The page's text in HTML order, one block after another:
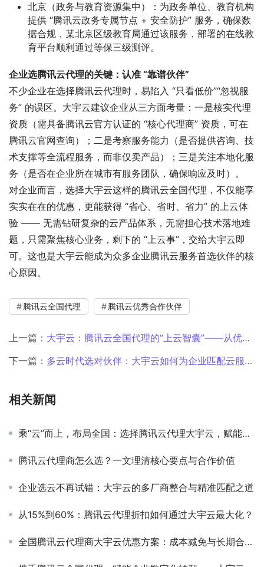
北京（政务与教育资源集中）
：为政务单位、教育机构
提供 “腾讯云政务专属节点 + 安全防护” 服务，确保数
据合规，某北京区级教育局通过该服务，部署的在线教
育平台顺利通过等保三级测评。
企业选腾讯云代理的关键：认准 “靠谱伙伴”
不少企业在选择腾讯云代理时，易陷入 “只看低价”“忽视服
务” 的误区。大宇云建议企业从三方面考量：一是核实代理
资质（需具备腾讯云官方认证的 “核心代理商” 资质，可在
腾讯云官网查询）；二是考察服务能力（是否提供咨询、技
术支撑等全流程服务，而非仅卖产品）；三是关注本地化服
务（是否在企业所在城市有服务团队，确保响应及时）。
对企业而言，选择大宇云这样的腾讯云全国代理，不仅能享
实实在在的优惠，更能获得 “省心、省时、省力” 的上云体
验 —— 无需钻研复杂的云产品体系，无需担心技术落地难
题，只需聚焦核心业务，剩下的 “上云事”，交给大宇云即
可。这也是大宇云能成为众多企业腾讯云服务首选伙伴的核
心原因。
腾讯云全国代理 腾讯云优秀合作伙伴
上一篇： 大宇云：腾讯云全国代理的“上云智囊”——从优惠定制到技术落地，赋能30城企业数字化跃迁
下一篇： 多云时代选对伙伴：大宇云如何为企业匹配云服务最优方案
相关新闻
乘“云”而上，布局全国：选择腾讯云代理大宇云，赋能企业数字化转型新篇章
腾讯云代理商怎么选？一文理清核心要点与合作价值
企业选云不再试错：大宇云的多厂商整合与精准匹配之道
从15%到60%：腾讯云代理折扣如何通过大宇云最大化？
全国腾讯云代理商大宇云优惠方案：成本减免与长期合作福利